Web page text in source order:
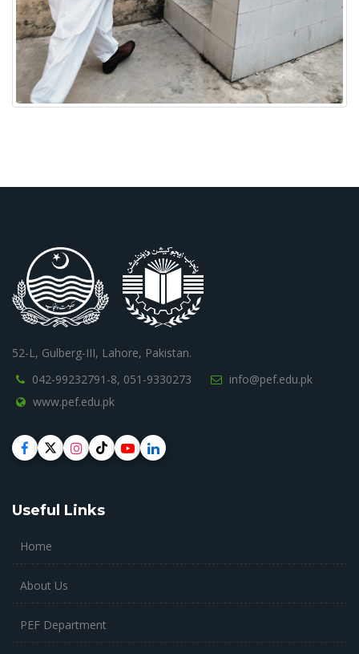
52-L, Gulberg-III, Lahore, Pakistan.
042-99232791-8, 051-9330273
info@pef.edu.pk
www.pef.edu.pk
Useful Links
Home
About Us
PEF Department